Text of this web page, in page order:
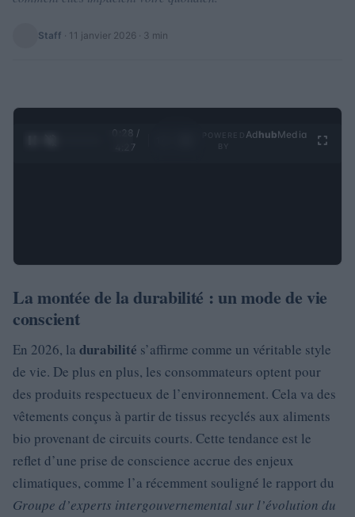
Staff · 11 janvier 2026 · 3 min
0:28 /
4:27
Ad hubMedia
La montée de la durabilité : un mode de vie
conscient
En 2026, la durabilité s’affirme comme un véritable style
de vie. De plus en plus, les consommateurs optent pour
des produits respectueux de l’environnement. Cela va des
vêtements conçus à partir de tissus recyclés aux aliments
bio provenant de circuits courts. Cette tendance est le
reflet d’une prise de conscience accrue des enjeux
climatiques, comme l’a récemment souligné le rapport du
Groupe d’experts intergouvernemental sur l’évolution du